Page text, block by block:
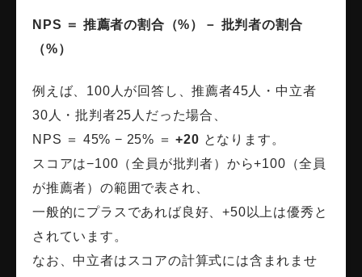
NPS ＝ 推薦者の割合（%）－ 批判者の割合
（%）
例えば、100人が回答し、推薦者45人・中立者
30人・批判者25人だった場合、
NPS ＝ 45% − 25% ＝+20 となります。
スコアは−100（全員が批判者）から+100（全員
が推薦者）の範囲で表され、
一般的にプラスであれば良好、+50以上は優秀と
されています。
なお、中立者はスコアの計算式には含まれませ